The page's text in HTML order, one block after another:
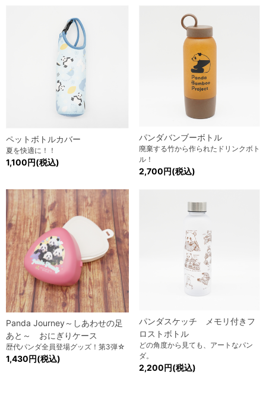
ペットボトルカバー
夏を快適に！！
1,100円(税込)
パンダバンブーボトル
廃棄する竹から作られたドリンクボト
ル！
2,700円(税込)
Panda Journey～しあわせの足
あと～ おにぎりケース
歴代パンダ全員登場グッズ！第3弾☆
1,430円(税込)
パンダスケッチ メモリ付きフ
ロストボトル
どの角度から見ても、アートなパン
ダ。
2,200円(税込)